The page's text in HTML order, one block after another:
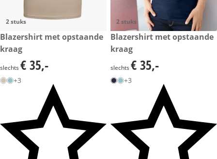
2 stuks
€ 35,-
Blazershirt met opstaande
kraag
€ 35,-
slechts € 35,-
+3
2 stuks
€ 35,-
Blazershirt met opstaande
kraag
€ 35,-
slechts € 35,-
+3